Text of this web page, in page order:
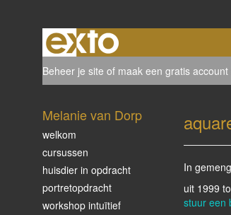
Beheer je site of maak een gratis account
In
uit 1999
stuur een
Melanie van Dorp
welkom
cursussen
huisdier in opdracht
portretopdracht
workshop intuïtief